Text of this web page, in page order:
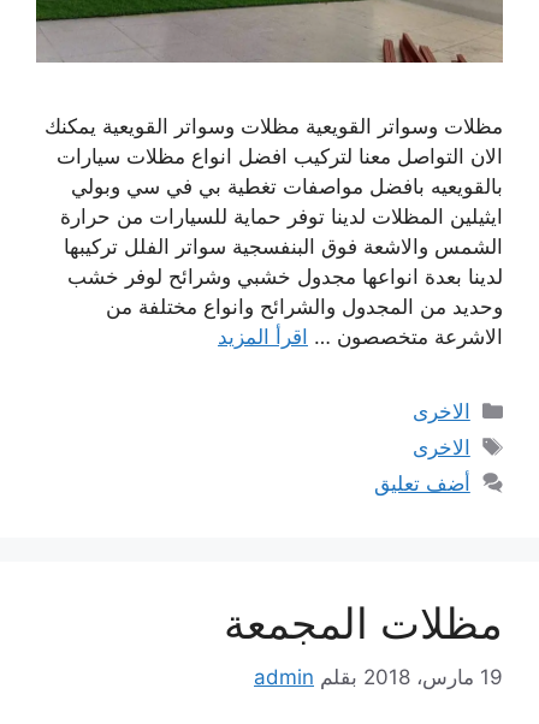
مظلات وسواتر القويعية مظلات وسواتر القويعية يمكنك
الان التواصل معنا لتركيب افضل انواع مظلات سيارات
بالقويعيه بافضل مواصفات تغطية بي في سي وبولي
ايثيلين المظلات لدينا توفر حماية للسيارات من حرارة
الشمس والاشعة فوق البنفسجية سواتر الفلل تركيبها
لدينا بعدة انواعها مجدول خشبي وشرائح لوفر خشب
وحديد من المجدول والشرائح وانواع مختلفة من
الاشرعة متخصصون … اقرأ المزيد
التصنيفات
الاخرى
الوسوم
الاخرى
أضف تعليق
مظلات المجمعة
19 مارس، 2018 بقلم admin